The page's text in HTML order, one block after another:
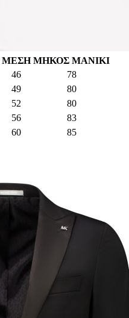
ΜΕΣΗ ΜΗΚΟΣ ΜΑΝΙΚΙ
46
78
49
80
52
80
56
83
60 85